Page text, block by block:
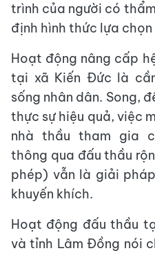
trình của người có
định hình thức lựa
Hoạt động nâng cấp
tại xã Kiến Đức là
sống nhân dân. Song,
thực sự hiệu quả, việc
nhà thầu tham gia
thông qua đấu thầu
phép) vẫn là giải
khuyến khích.
Hoạt động đấu thầu
và tỉnh Lâm Đồng nói